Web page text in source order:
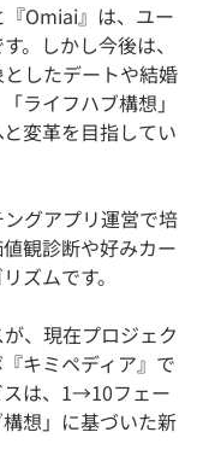
Omiai』は、ユー
。しかし今後は、
したデートや結婚
ライフハブ構想」
変革を目指してい
グアプリ運営で培
観診断や好みカー
ズムです。
、現在プロジェク
キミペディア』で
は、1→10フェー
想」に基づいた新